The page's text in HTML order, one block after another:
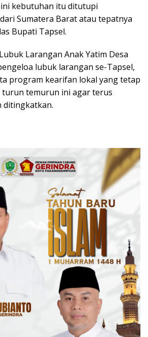
ini kebutuhan itu ditutupi
Sumatera Barat atau tepatnya
Bupati Tapsel.
Larangan Anak Yatim Desa
lubuk larangan se-Tapsel,
program kearifan lokal yang tetap
turun temurun ini agar terus
ditingkatkan.